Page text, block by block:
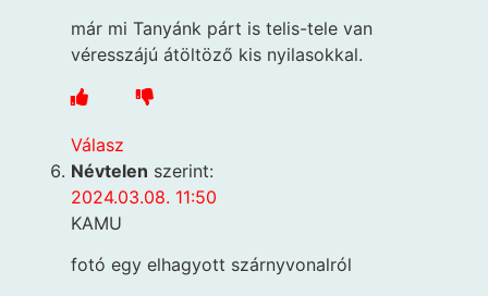
már mi Tanyánk párt is telis-tele van
véresszájú átöltöző kis nyilasokkal.
Válasz
Névtelen szerint:
2024.03.08. 11:50
KAMU
fotó egy elhagyott szárnyvonalról